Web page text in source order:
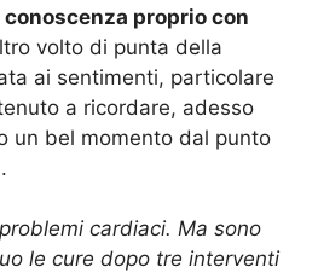
proprio con
volto di punta della
ai sentimenti, particolare
a ricordare, adesso
un bel momento dal punto
cardiaci. Ma sono
le cure dopo tre interventi